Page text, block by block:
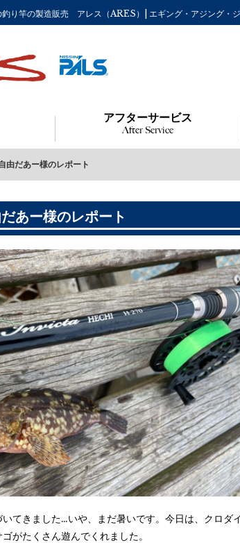
り竿の製造販売 アレス（ARES）| エギング・アジング・
アフターサービス
After Service
由だあー様のレポート
あー様のレポート
てきました…いや、まだ暑いです。今日は、クロダ
がたくさん遊んでくれました。